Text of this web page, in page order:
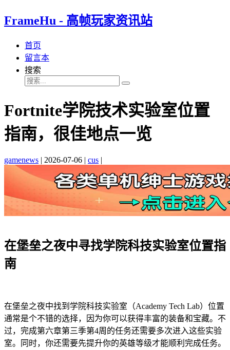
FrameHu - 高帧玩家资讯站
首页
留言本
搜索
Fortnite学院技术实验室位置
指南，很佳地点一览
gamenews | 2026-07-06 | cus |
在堡垒之夜中寻找学院科技实验室位置指
南
在堡垒之夜中找到学院科技实验室（Academy Tech Lab）位置
通常是个不错的选择，因为你可以获得丰富的装备和宝藏。不
过，完成第六章第三季第4周的任务还需要多次进入这些实验
室。同时，你还需要先提升你的英雄等级才能顺利完成任务。